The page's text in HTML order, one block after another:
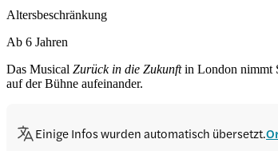
Altersbeschränkung
Ab 6 Jahren
Das Musical Zurück in die Zukunftin London nimmt
auf der Bühne aufeinander.
Einige Infos wurden automatisch übersetzt.